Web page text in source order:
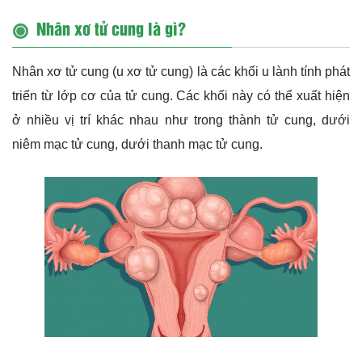
Nhân xơ tử cung là gì?
Nhân xơ tử cung (u xơ tử cung) là các khối u lành tính phát
triển từ lớp cơ của tử cung. Các khối này có thể xuất hiện
ở nhiều vị trí khác nhau như trong thành tử cung, dưới
niêm mạc tử cung, dưới thanh mạc tử cung.